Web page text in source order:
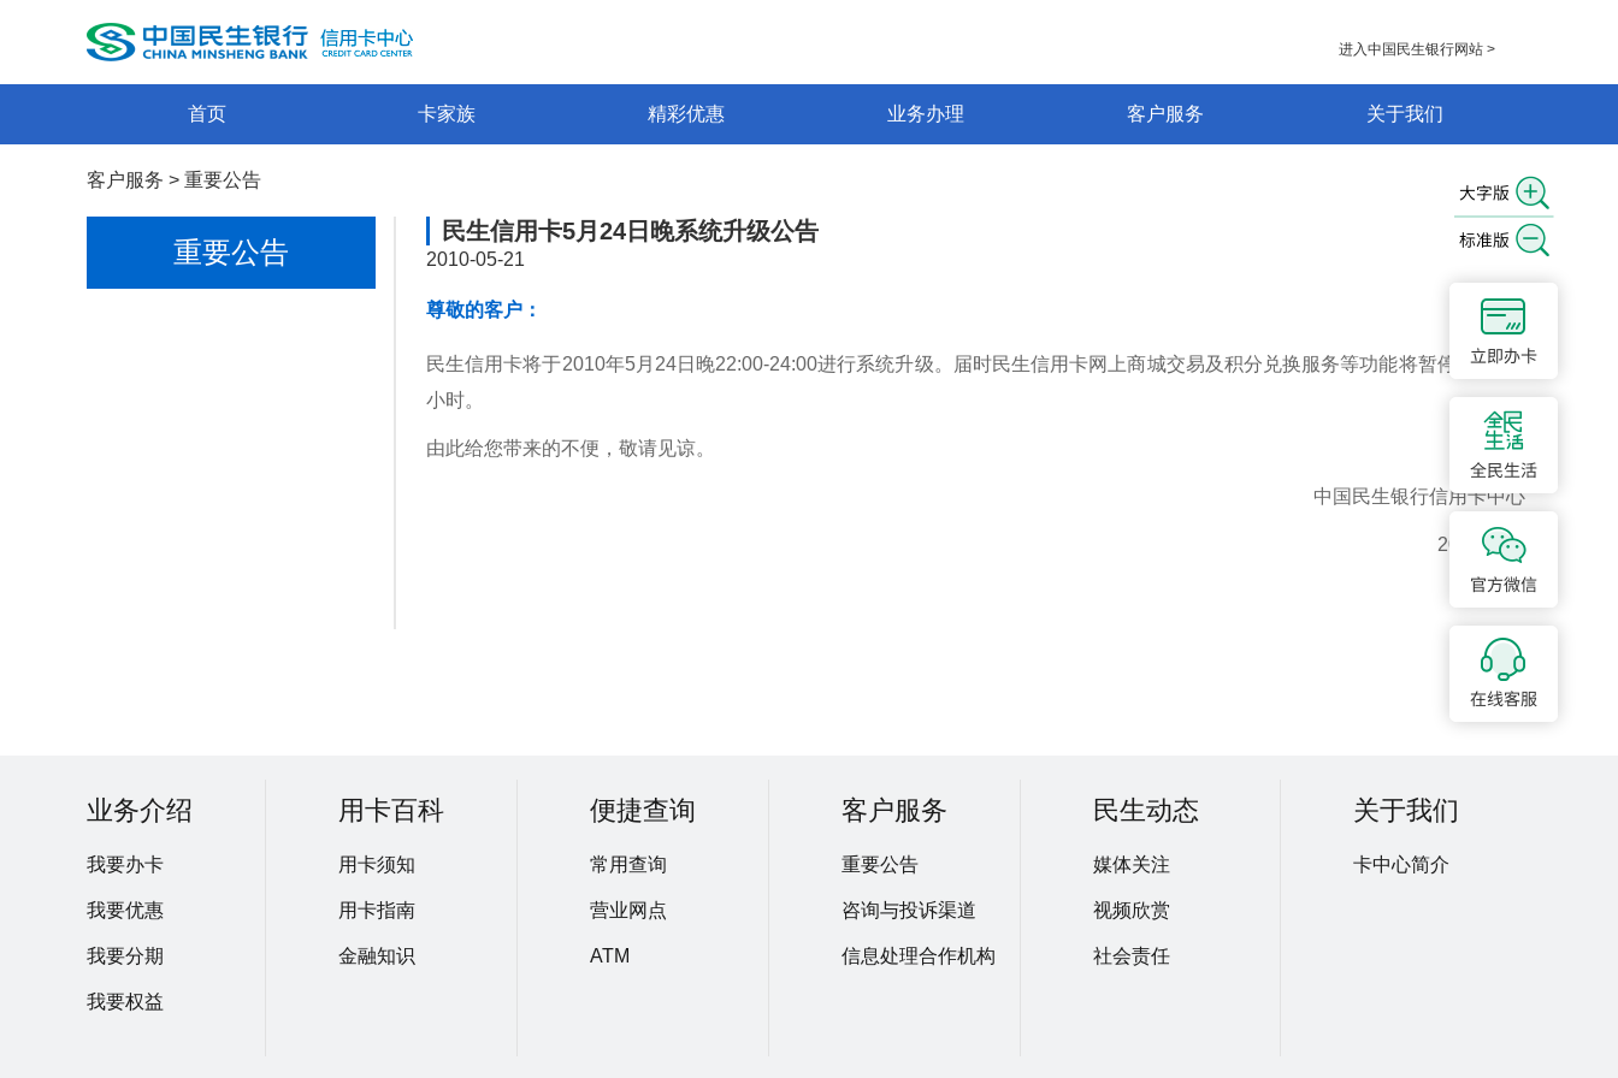
进入中国民生银行网站 >
首页 卡家族 精彩优惠 业务办理 客户服务 关于我们
客户服务 > 重要公告
重要公告
民生信用卡5月24日晚系统升级公告
2010-05-21
尊敬的客户：
民生信用卡将于2010年5月24日晚22:00-24:00进行系统升级。届时民生信用卡网上商城交易及积分兑换服务等功能将暂停服务2个
小时。
由此给您带来的不便，敬请见谅。
中国民生银行信用卡中心
2010-5-21
业务介绍
我要办卡
我要优惠
我要分期
我要权益
用卡百科
用卡须知
用卡指南
金融知识
便捷查询
常用查询
营业网点
ATM
客户服务
重要公告
咨询与投诉渠道
信息处理合作机构
民生动态
媒体关注
视频欣赏
社会责任
关于我们
卡中心简介